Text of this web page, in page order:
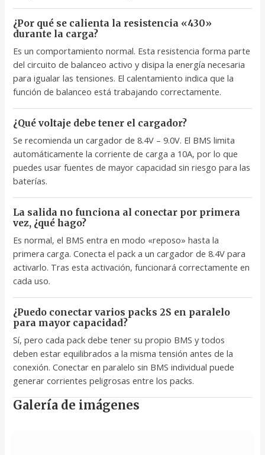
¿Por qué se calienta la resistencia «430»
durante la carga?
Es un comportamiento normal. Esta resistencia forma parte
del circuito de balanceo activo y disipa la energía necesaria
para igualar las tensiones. El calentamiento indica que la
función de balanceo está trabajando correctamente.
¿Qué voltaje debe tener el cargador?
Se recomienda un cargador de 8.4V – 9.0V. El BMS limita
automáticamente la corriente de carga a 10A, por lo que
puedes usar fuentes de mayor capacidad sin riesgo para las
baterías.
La salida no funciona al conectar por primera
vez, ¿qué hago?
Es normal, el BMS entra en modo «reposo» hasta la
primera carga. Conecta el pack a un cargador de 8.4V para
activarlo. Tras esta activación, funcionará correctamente en
cada uso.
¿Puedo conectar varios packs 2S en paralelo
para mayor capacidad?
Sí, pero cada pack debe tener su propio BMS y todos
deben estar equilibrados a la misma tensión antes de la
conexión. Conectar en paralelo sin BMS individual puede
generar corrientes peligrosas entre los packs.
Galería de imágenes